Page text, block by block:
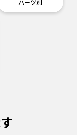
パーツ別